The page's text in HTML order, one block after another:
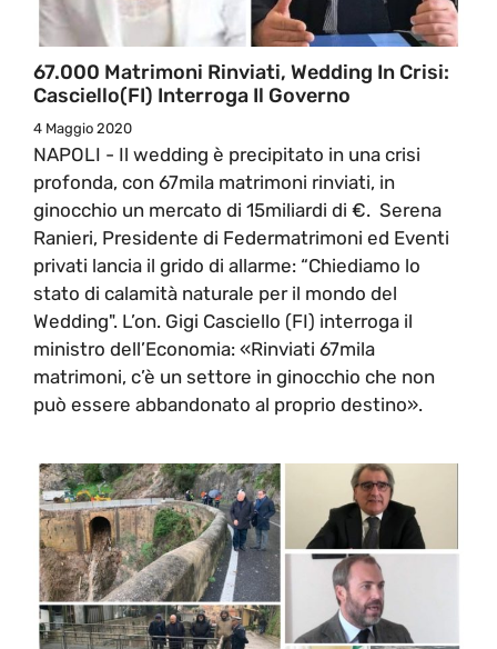
67.000 Matrimoni Rinviati, Wedding In Crisi:
Casciello(FI) Interroga Il Governo
4 Maggio 2020
NAPOLI - Il wedding è precipitato in una crisi
profonda, con 67mila matrimoni rinviati, in
ginocchio un mercato di 15miliardi di €. Serena
Ranieri, Presidente di Federmatrimoni ed Eventi
privati lancia il grido di allarme: “Chiediamo lo
stato di calamità naturale per il mondo del
Wedding". L’on. Gigi Casciello (FI) interroga il
ministro dell’Economia: «Rinviati 67mila
matrimoni, c’è un settore in ginocchio che non
può essere abbandonato al proprio destino».